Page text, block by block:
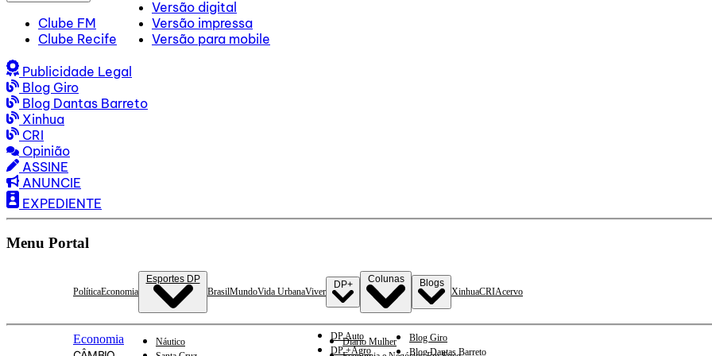
Clube FM
Clube Recife
Versão digital
Versão impressa
Versão para mobile
Publicidade Legal
Blog Giro
Blog Dantas Barreto
Xinhua
CRI
Opinião
ASSINE
ANUNCIE
EXPEDIENTE
Menu Portal
PolíticaEconomia
Esportes DP
Náutico
BrasilMundoVida UrbanaViver
DP+
DP Auto
DP +Agro
Colunas
Diario Mulher
Blogs
Blog Giro
Blog Dantas Barreto
XinhuaCRIAcervo
Economia